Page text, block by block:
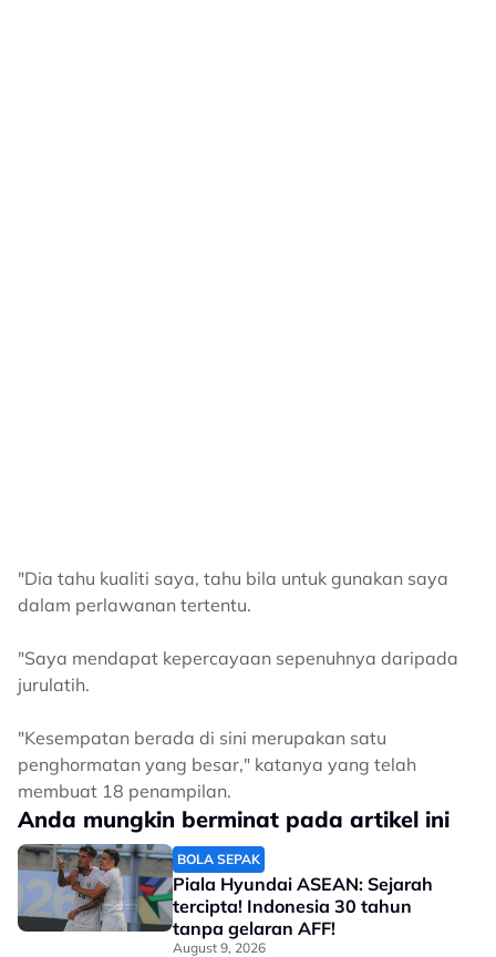
"Dia tahu kualiti saya, tahu bila untuk gunakan saya
dalam perlawanan tertentu.
"Saya mendapat kepercayaan sepenuhnya daripada
jurulatih.
"Kesempatan berada di sini merupakan satu
penghormatan yang besar," katanya yang telah
membuat 18 penampilan.
Anda mungkin berminat pada artikel ini
BOLA SEPAK
Piala Hyundai ASEAN: Sejarah
tercipta! Indonesia 30 tahun
tanpa gelaran AFF!
August 9, 2026